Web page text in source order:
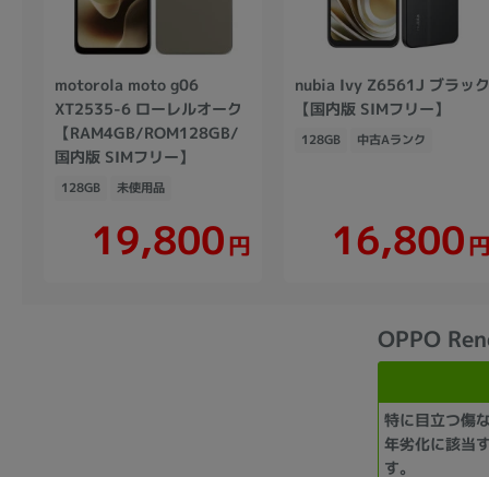
motorola moto g06
XT2535-6 ローレルオーク
【RAM4GB/ROM128GB/
国内版 SIMフリー】
128GB 未使用品
19,800円
nubia Ivy Z6561J ブラック
【国内版 SIMフリー】
128GB 中古Aランク
16,800円
OPPO
特に目立つ傷
年劣化に該当
す。